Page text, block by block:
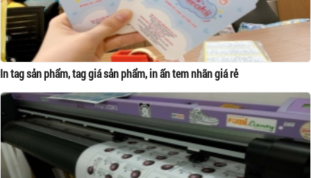
In tag sản phẩm, tag giá sản phẩm, in ấn tem nhãn giá rẻ